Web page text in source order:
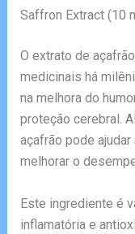
Saffron Extract (10
O extrato de
medicinais há
na melhora do
proteção cerebral.
açafrão pode
melhorar o
Este ingrediente é
inflamatória e